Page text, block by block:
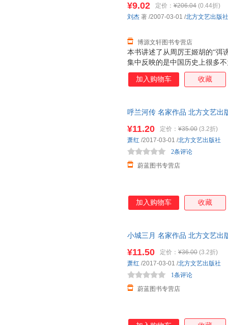
本书讲述了从周厉王姬胡的“弭
集中反映的是中国历史上很多
自各个朝代的官修正史，包括“
出自一些史料价值较高的札记
¥9.02 定价： ¥206.04 (0.44折)
博源文轩图书专营店
刘杰 著 /2007-03-01 /北方文艺出版社
加入购物车 收藏
呼兰河传 名家作品 北方文艺出
¥11.20 定价： ¥35.00 (3.2折)
蔚蓝图书专营店
2条评论
萧红 /2017-03-01 /北方文艺出版社
加入购物车 收藏
小城三月 名家作品 北方文艺出
¥11.50 定价： ¥36.00 (3.2折)
蔚蓝图书专营店
1条评论
萧红 /2017-03-01 /北方文艺出版社